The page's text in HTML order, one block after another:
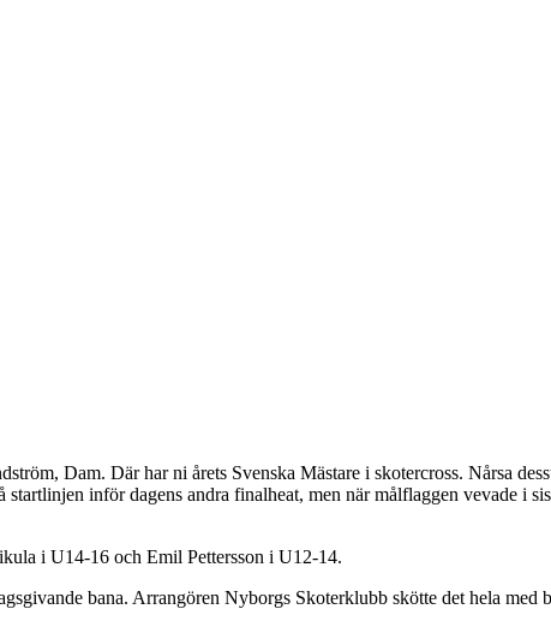
Dam. Där har ni årets Svenska Mästare i skotercross. Nårsa
inför dagens andra finalheat, men när målflaggen vevade i
i U14-16 och Emil Pettersson i U12-14.
bana. Arrangören Nyborgs Skoterklubb skötte det hela med